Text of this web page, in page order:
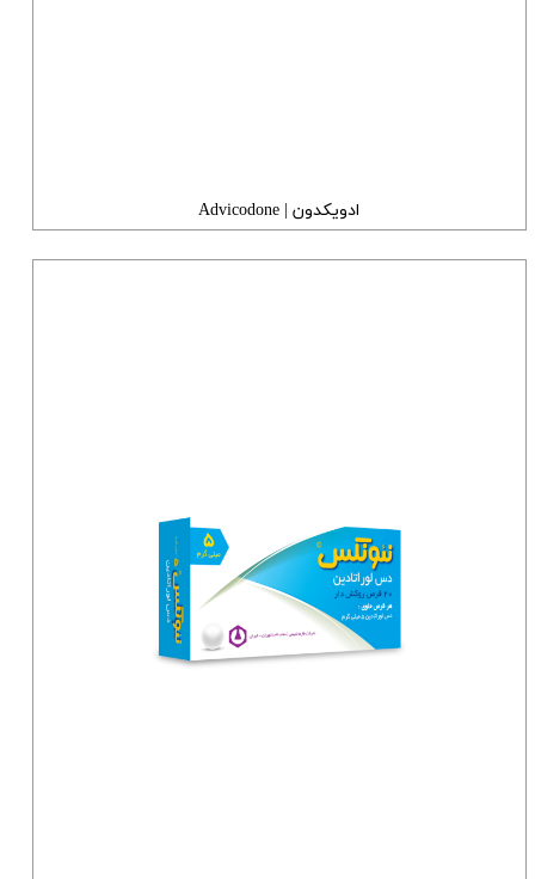
ادویکدون | Advicodone